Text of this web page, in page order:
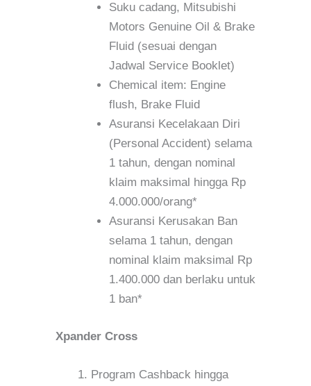
Suku cadang, Mitsubishi
Motors Genuine Oil & Brake
Fluid (sesuai dengan
Jadwal Service Booklet)
Chemical item: Engine
flush, Brake Fluid
Asuransi Kecelakaan Diri
(Personal Accident) selama
1 tahun, dengan nominal
klaim maksimal hingga Rp
4.000.000/orang*
Asuransi Kerusakan Ban
selama 1 tahun, dengan
nominal klaim maksimal Rp
1.400.000 dan berlaku untuk
1 ban*
Xpander Cross
Program Cashback hingga